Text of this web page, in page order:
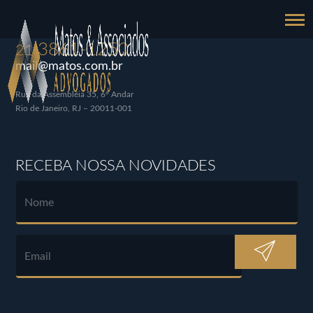
213861-1250
mail@matos.com.br
Rua da Assembléia 35, 6º Andar
Rio de Janeiro, RJ – 20011-001
RECEBA NOSSA NOVIDADES